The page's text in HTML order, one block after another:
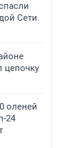
Сети.
цепочку
оленей
24